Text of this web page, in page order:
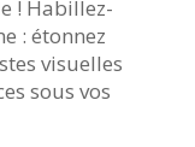
! Habillez-
: étonnez
visuelles
sous vos